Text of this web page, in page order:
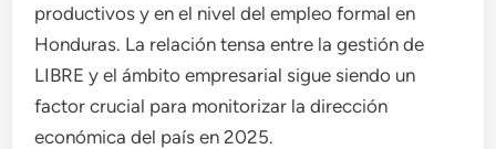
productivos y en el nivel del empleo formal en
Honduras. La relación tensa entre la gestión de
LIBRE y el ámbito empresarial sigue siendo un
factor crucial para monitorizar la dirección
económica del país en 2025.